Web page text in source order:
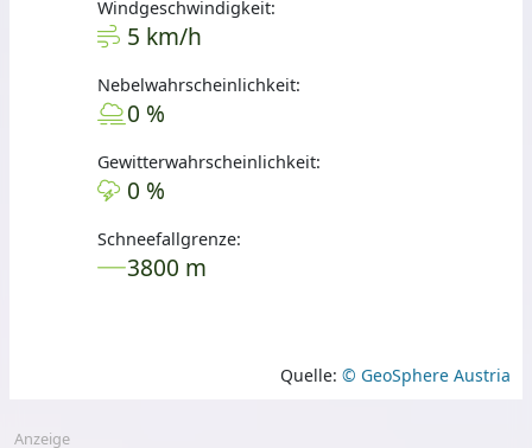
Windgeschwindigkeit:
5 km/h
Nebelwahrscheinlichkeit:
0 %
Gewitterwahrscheinlichkeit:
0 %
Schneefallgrenze:
3800 m
Quelle: © GeoSphere Austria
Anzeige